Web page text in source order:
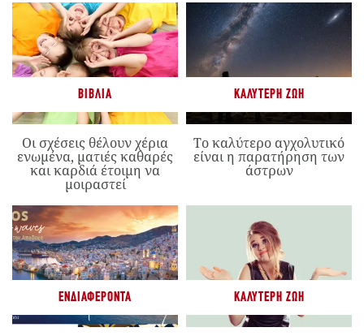
ΒΙΒΛΊΑ
Οι σχέσεις θέλουν χέρια
ενωμένα, ματιές καθαρές
και καρδιά έτοιμη να
μοιραστεί
ΚΑΛΎΤΕΡΗ ΖΩΉ
Το καλύτερο αγχολυτικό
είναι η παρατήρηση των
άστρων
ΕΝΔΙΑΦΈΡΟΝΤΑ ΚΑΛΎΤΕΡΗ ΖΩΉ